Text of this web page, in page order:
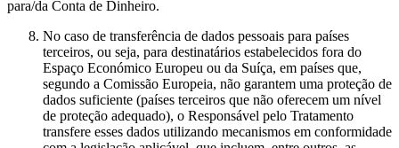
para/da Conta de Dinheiro.
No caso de transferência de dados pessoais para países
terceiros, ou seja, para destinatários estabelecidos fora do
Espaço Económico Europeu ou da Suíça, em países que,
segundo a Comissão Europeia, não garantem uma proteção de
dados suficiente (países terceiros que não oferecem um nível
de proteção adequado), o Responsável pelo Tratamento
transfere esses dados utilizando mecanismos em conformidade